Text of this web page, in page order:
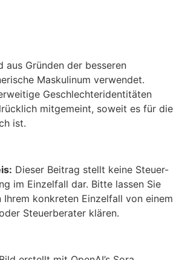
aus Gründen der besseren
Maskulinum verwendet.
Geschlechteridentitäten
mitgemeint, soweit es für die
ist.
Dieser Beitrag stellt keine Steuer-
im Einzelfall dar. Bitte lassen Sie
Ihrem konkreten Einzelfall von einem
Steuerberater klären.